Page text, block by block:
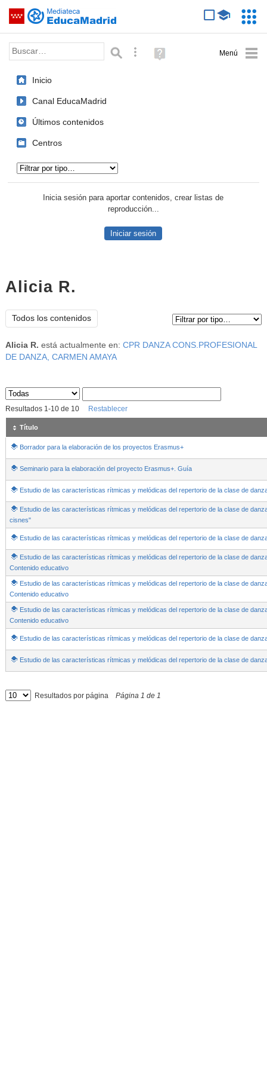
Saltar navegación
Palabra o frase: Búsqueda avanzada
Ayuda
(en
Inicio
Canal EducaMadrid
Últimos contenidos
Centros
Inicia sesión para aportar contenidos, crear listas de
reproducción...
Iniciar sesión
Alicia R.
Todos los contenidos
Alicia R. está actualmente en: CPR DANZA CONS.PROFESIONAL
DE DANZA, CARMEN AMAYA
Sus archivos
Resultados 1-10de 10 Restablecer
Título
Borrador para la elaboración de los proyectos Erasmus+
Seminario para la elaboración del proyecto Erasmus+. Guía
Estudio de las características rítmicas y melódicas del repertorio de la clase de
Estudio de las características rítmicas y melódicas del repertorio de la clase de
cisnes"
Estudio de las características rítmicas y melódicas del repertorio de la clase de
Estudio de las características rítmicas y melódicas del repertorio de la clase de
Contenido educativo
Estudio de las características rítmicas y melódicas del repertorio de la clase de
Contenido educativo
Estudio de las características rítmicas y melódicas del repertorio de la clase de
Contenido educativo
Estudio de las características rítmicas y melódicas del repertorio de la clase de
Estudio de las características rítmicas y melódicas del repertorio de la clase de
Resultados por página Página 1 de 1